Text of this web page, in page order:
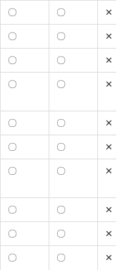
〇 〇 ✕
〇 〇 ✕
〇 〇 ✕
〇 〇 ✕
〇 〇 ✕
〇 〇 ✕
〇 〇 ✕
〇 〇 ✕
〇 〇 ✕
〇 〇 ✕